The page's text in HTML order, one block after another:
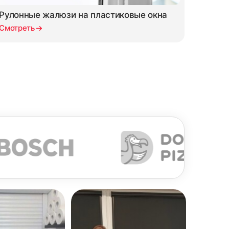
створку одного окна
Рулонные жалюзи на пластиковые окна